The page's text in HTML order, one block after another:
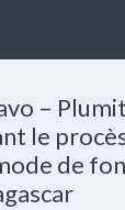
–
le
de